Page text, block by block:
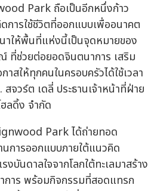
Park ถือเป็นอีกหนึ่งก้าว
ารใช้ชีวิตที่ออกแบบเพื่ออนาคต
าให้พื้นที่แห่งนี้เป็นจุดหมายของ
ที่ช่วยต่อยอดจินตนาการ เสริม
าสให้ทุกคนในครอบครัวได้ใช้เวลา
จวร์ต เดลี่ ประธานเจ้าหน้าที่ฝ่าย
ลดิ้ง จำกัด
Park ได้ถ่ายทอด
การออกแบบภายใต้แนวคิด
นดาลใจจากโลกใต้ทะเลมาสร้าง
าร พร้อมกิจกรรมที่สอดแทรก